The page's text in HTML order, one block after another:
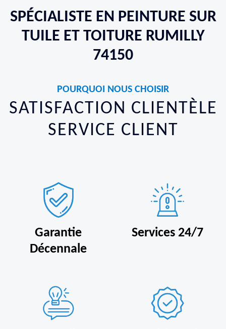
SPÉCIALISTE EN PEINTURE SUR
TUILE ET TOITURE RUMILLY
74150
POURQUOI NOUS CHOISIR
SATISFACTION CLIENTÈLE
SERVICE CLIENT
Garantie
Décennale
Services 24/7